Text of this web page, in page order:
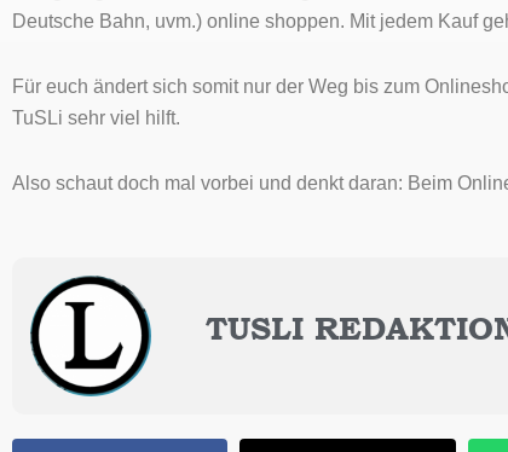
Deutsche Bahn, uvm.) online shoppen. Mit jedem Kauf
Für euch ändert sich somit nur der Weg bis zum
TuSLi sehr viel hilft.
Also schaut doch mal vorbei und denkt daran: Beim
TUSLI